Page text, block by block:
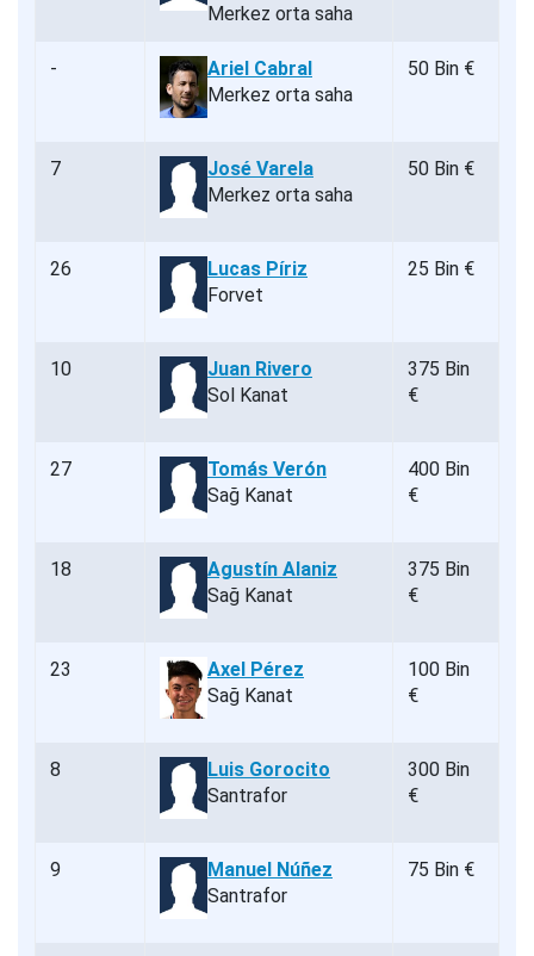
Merkez orta saha
-
Ariel Cabral
Merkez orta saha
50 Bin €
7
José Varela
Merkez orta saha
50 Bin €
26
Lucas Píriz
Forvet
25 Bin €
10
Juan Rivero
Sol Kanat
375 Bin
€
27
Tomás Verón
Sağ Kanat
400 Bin
€
18
Agustín Alaniz
Sağ Kanat
375 Bin
€
23
Axel Pérez
Sağ Kanat
100 Bin
€
8
Luis Gorocito
Santrafor
300 Bin
€
9
Manuel Núñez
Santrafor
75 Bin €